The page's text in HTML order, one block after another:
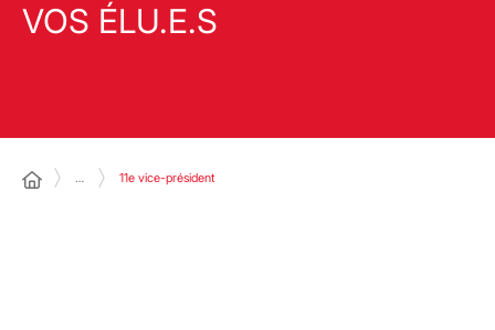
VOS ÉLU.E.S
… 11e vice-président